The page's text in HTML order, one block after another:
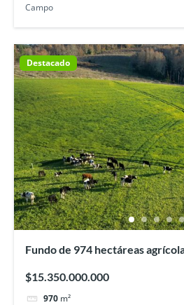
Campo
Destacado
Fundo de 974 hectáreas
$15.350.000.000
970 m²